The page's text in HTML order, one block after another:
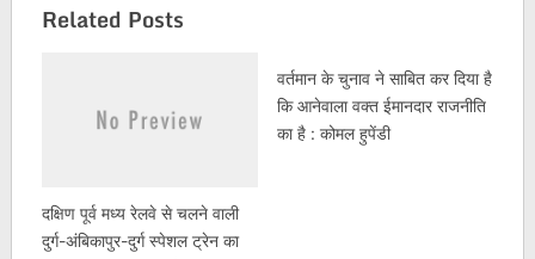
Related Posts
दक्षिण पूर्व मध्य रेलवे से चलने वाली
दुर्ग-अंबिकापुर-दुर्ग स्पेशल ट्रेन का
वर्तमान के चुनाव ने साबित कर दिया है
कि आनेवाला वक्त ईमानदार राजनीति
का है : कोमल हुपेंडी